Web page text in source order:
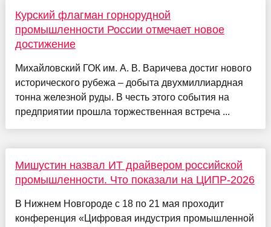
Курский флагман горнорудной
промышленности России отмечает новое
достижение
Михайловский ГОК им. А. В. Варичева достиг нового
исторического рубежа – добыта двухмиллиардная
тонна железной руды. В честь этого события на
предприятии прошла торжественная встреча ...
Мишустин назвал ИТ драйвером российской
промышленности. Что показали на ЦИПР-2026
В Нижнем Новгороде с 18 по 21 мая проходит
конференция «Цифровая индустрия промышленной